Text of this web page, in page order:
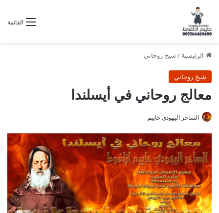
القائمة
الرئيسية / شيخ روحاني
شيخ روحاني
معالج روحاني في أيسلندا
الساحر اليهودي حاييم